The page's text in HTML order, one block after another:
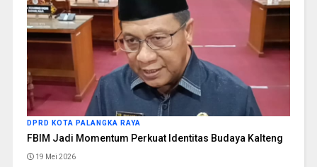
DPRD KOTA PALANGKA RAYA
FBIM Jadi Momentum Perkuat Identitas Budaya Kalteng
19 Mei 2026